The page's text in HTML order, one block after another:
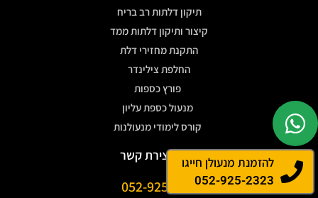
תיקון דלתות רב בריח
קיצור ותיקון דלתות ממד
התקנת מחזירי דלת
החלפת צילינדר
פורץ כספות
מנעול כספת עליון
קורס לימודי מנעולנות
פרטי יצירת קשר
052-9252323
להזמנת מנעולן חייגו
052-925-2323